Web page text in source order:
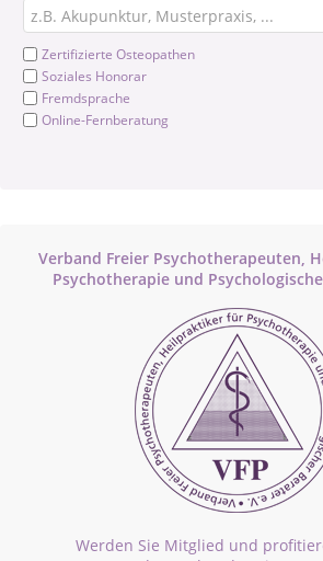
Zertifizierte Osteopathen
Soziales Honorar
Fremdsprache
Online-Fernberatung
Verband Freier Psychotherapeuten,
Psychotherapie und
Werden Sie Mitglied und